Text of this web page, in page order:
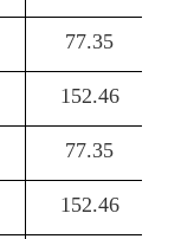
77.35
152.46
77.35
152.46